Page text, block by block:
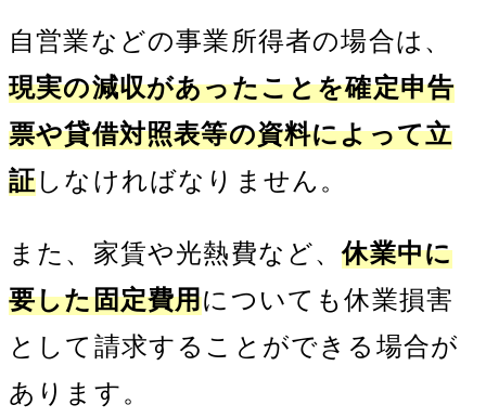
自営業などの事業所得者の場合は、
現実の減収があったことを確定申告
票や貸借対照表等の資料によって立
証しなければなりません。
また、家賃や光熱費など、休業中に
要した固定費用についても休業損害
として請求することができる場合が
あります。